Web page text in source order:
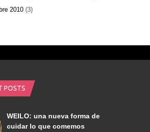
2010(3)
POSTS
WEILO: una nueva forma de
cuidar lo que comemos